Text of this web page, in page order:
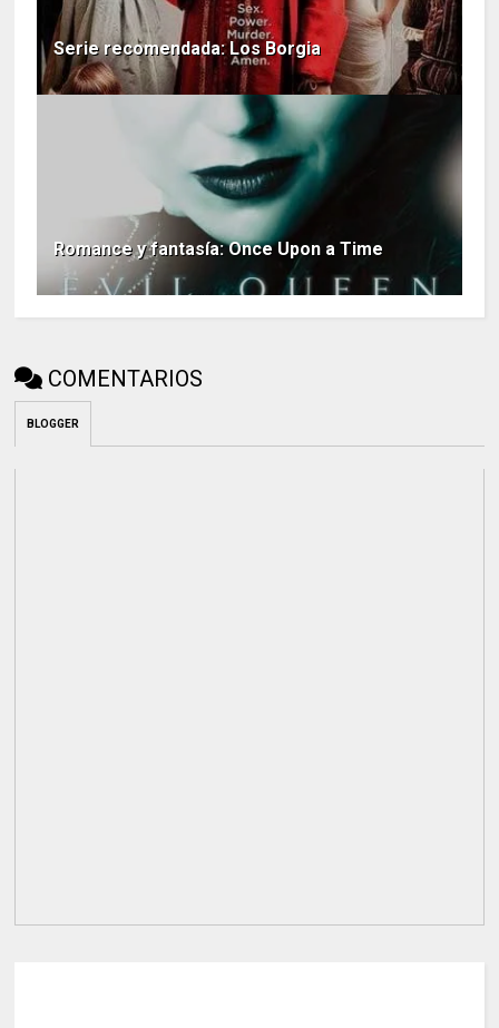
Serie recomendada: Los Borgia
Romance y fantasía: Once Upon a Time
COMENTARIOS
BLOGGER